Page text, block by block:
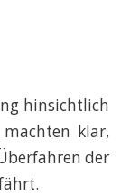
hinsichtlich
klar,
der